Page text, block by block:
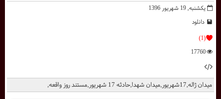
میدان ژاله,17شهریور,میدان شهدا,حادثه 17 شهریور,مستند روز واقعه,
یکشنبه, 19 شهریور 1396
دانلود
(1)
17760